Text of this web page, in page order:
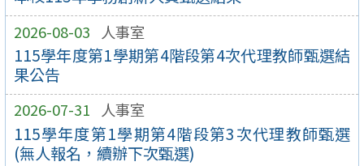
2026-08-03 人事室
115學年度第1學期第4階段第4次代理教師甄選結
果公告
2026-07-31 人事室
115學年度第1學期第4階段第3次代理教師甄選
(無人報名，續辦下次甄選)